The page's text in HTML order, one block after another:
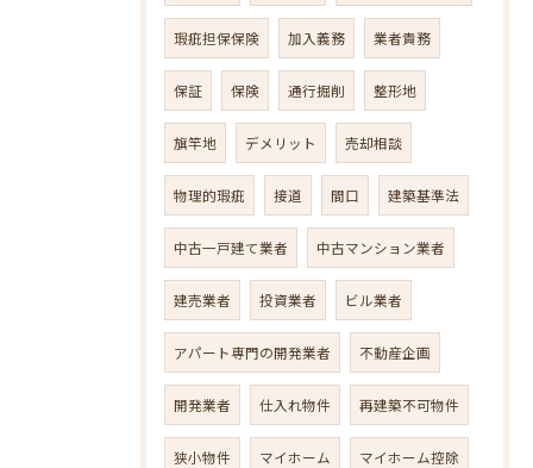
瑕疵担保保険 加入義務 業者責務
保証 保険 通行掘削 整形地
旗竿地 デメリット 売却相談
物理的瑕疵 接道 間口 建築基準法
中古一戸建て業者 中古マンション業者
建売業者 投資業者 ビル業者
アパート専門の開発業者 不動産企画
開発業者 仕入れ物件 再建築不可物件
狭小物件 マイホーム マイホーム控除